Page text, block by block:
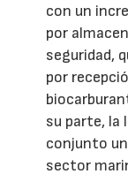
con un
por
seguridad,
por
su parte, la
conjunto
sector